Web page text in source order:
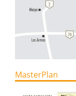
MasterPlan